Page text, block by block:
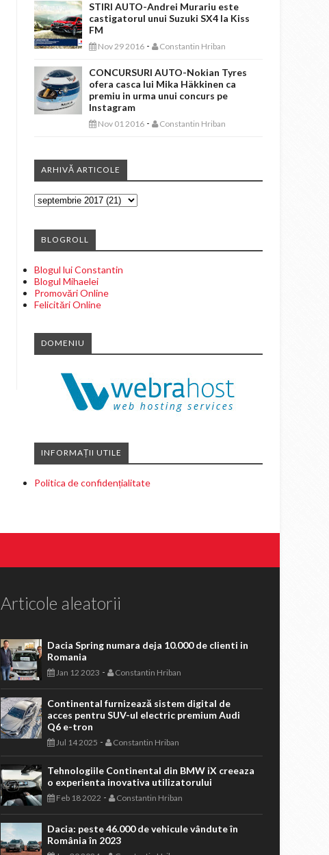
STIRI AUTO-Andrei Murariu este
castigatorul unui Suzuki SX4 la Kiss
FM
Nov 29 2016 - Constantin Hriban
CONCURSURI AUTO-Nokian Tyres
ofera casca lui Mika Häkkinen ca
premiu in urma unui concurs pe
Instagram
Nov 01 2016 - Constantin Hriban
ARHIVĂ ARTICOLE
BLOGROLL
Blogul lui Constantin
Blogul Mihaelei
Promovări Online
Felicitări Online
DOMENIU
INFORMAȚII UTILE
Politica de confidențialitate
Articole aleatorii
Dacia Spring numara deja 10.000 de clienti in
Romania
Jan 12 2023 - Constantin Hriban
Continental furnizează sistem digital de
acces pentru SUV-ul electric premium Audi
Q6 e-tron
Jul 14 2025 - Constantin Hriban
Tehnologiile Continental din BMW iX creeaza
o experienta inovativa utilizatorului
Feb 18 2022 - Constantin Hriban
Dacia: peste 46.000 de vehicule vândute în
România în 2023